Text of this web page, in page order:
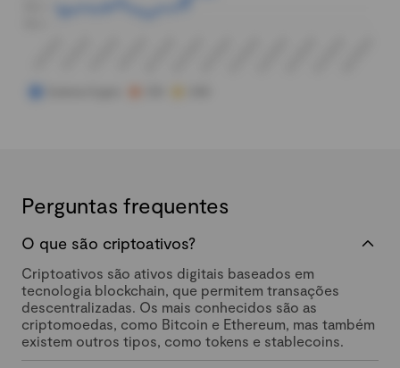
Perguntas frequentes
O que são criptoativos?
Criptoativos são ativos digitais baseados em
tecnologia blockchain, que permitem transações
descentralizadas. Os mais conhecidos são as
criptomoedas, como Bitcoin e Ethereum, mas também
existem outros tipos, como tokens e stablecoins.